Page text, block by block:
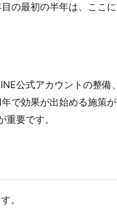
の最初の半年は、ここに
公式アカウントの整備、
で効果が出始める施策が
要です。
。